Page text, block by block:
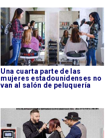
Una cuarta parte de las
mujeres estadounidenses no
van al salón de peluquería